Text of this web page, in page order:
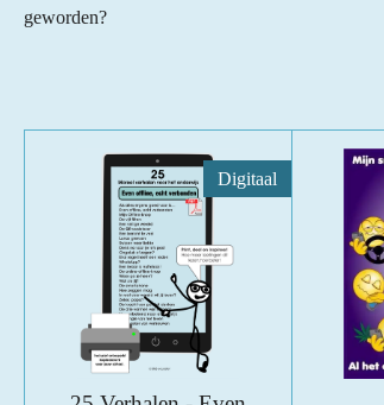
geworden?
Digitaal